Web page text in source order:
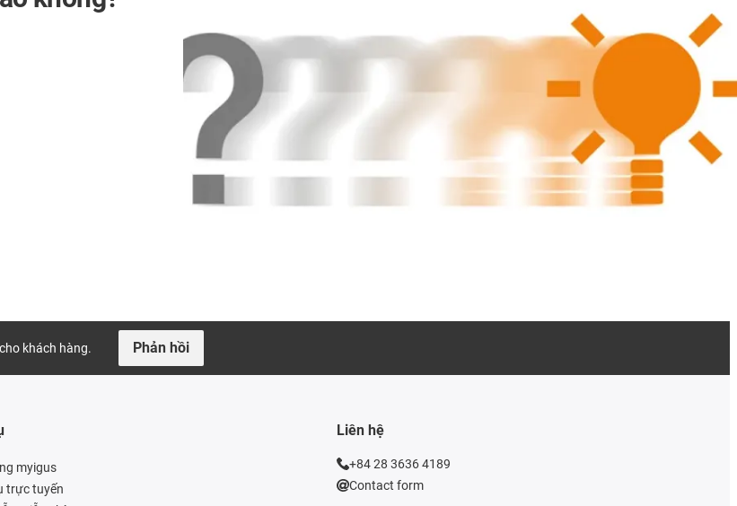
khách hàng. Phản hồi
myigus
trực tuyến
Liên hệ
+84 28 3636 4189
Contact form